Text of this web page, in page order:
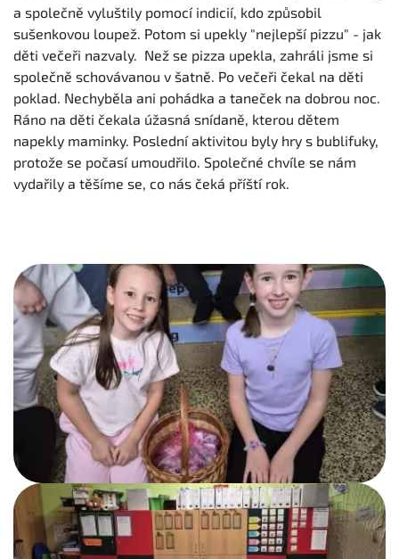
a společně vyluštily pomocí indicií, kdo způsobil
sušenkovou loupež. Potom si upekly "nejlepší pizzu" - jak
děti večeři nazvaly. Než se pizza upekla, zahráli jsme si
společně schovávanou v šatně. Po večeři čekal na děti
poklad. Nechyběla ani pohádka a taneček na dobrou noc.
Ráno na děti čekala úžasná snídaně, kterou dětem
napekly maminky. Poslední aktivitou byly hry s bublifuky,
protože se počasí umoudřilo. Společné chvíle se nám
vydařily a těšíme se, co nás čeká příští rok.